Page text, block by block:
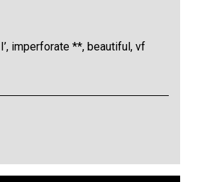
imperforate **, beautiful, vf